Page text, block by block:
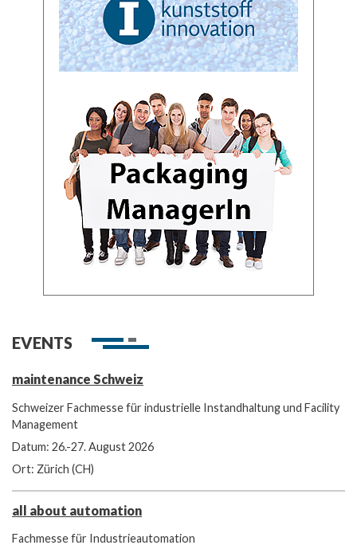
EVENTS
maintenance Schweiz
Schweizer Fachmesse für industrielle Instandhaltung und Facility
Management
Datum: 26.-27. August 2026
Ort: Zürich (CH)
all about automation
Fachmesse für Industrieautomation